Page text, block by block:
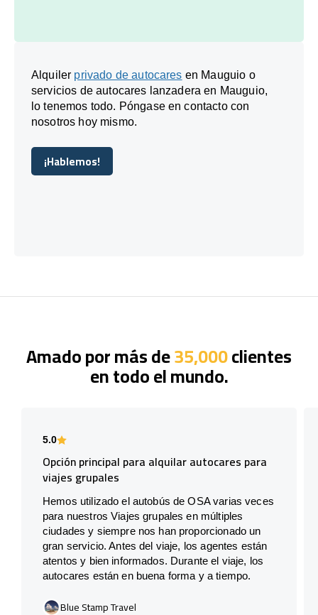
Alquiler privado de autocares en Mauguio o
servicios de autocares lanzadera en Mauguio,
lo tenemos todo. Póngase en contacto con
nosotros hoy mismo.
¡Hablemos!
¡Hablemos!
Amado por más de35,000clientes
en todo el mundo.
5.0
Opción principal para alquilar autocares para
viajes grupales
Hemos utilizado el autobús de OSA varias veces
para nuestros Viajes grupales en múltiples
ciudades y siempre nos han proporcionado un
gran servicio. Antes del viaje, los agentes están
atentos y bien informados. Durante el viaje, los
autocares están en buena forma y a tiempo.
Blue Stamp Travel